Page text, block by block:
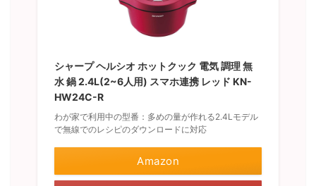
シャープ ヘルシオ ホットクック 電気 調理 無
水 鍋 2.4L(2~6人用) スマホ連携 レッド KN-
HW24C-R
わが家で利用中の型番：多めの量が作れる2.4Lモデル
で無線でのレシピのダウンロードに対応
Amazon